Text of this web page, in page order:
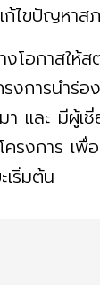
ก้ไขปัญหาส
งโอกาสให้
งการนำร่
และ มีผู้เ
ครงการ เ
เริ่มต้น